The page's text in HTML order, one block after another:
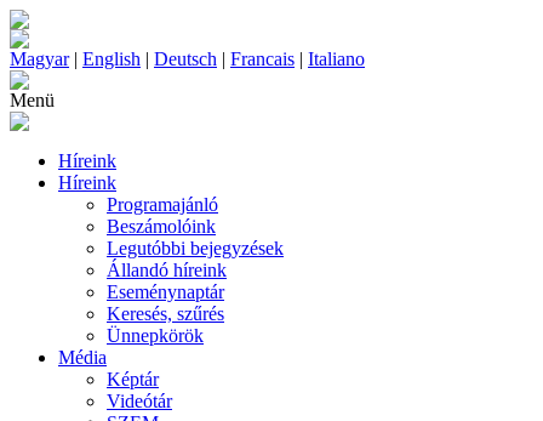
Magyar| English | Deutsch | Francais | Italiano
Menü
Híreink
Híreink
Programajánló
Beszámolóink
Legutóbbi bejegyzések
Állandó híreink
Eseménynaptár
Keresés, szűrés
Ünnepkörök
Média
Képtár
Videótár